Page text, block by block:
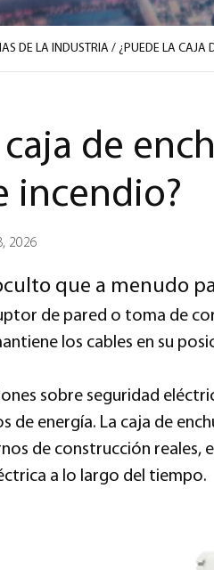
DE LA INDUSTRIA / ¿PUEDE LA CAJA
caja de
incendio?
2026
que a menudo
de pared o toma de
los cables en su
sobre seguridad
de energía. La caja de
de construcción
a lo largo del tiempo.